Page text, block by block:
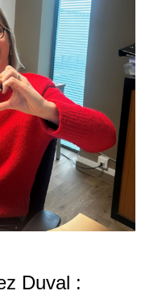
Duval :